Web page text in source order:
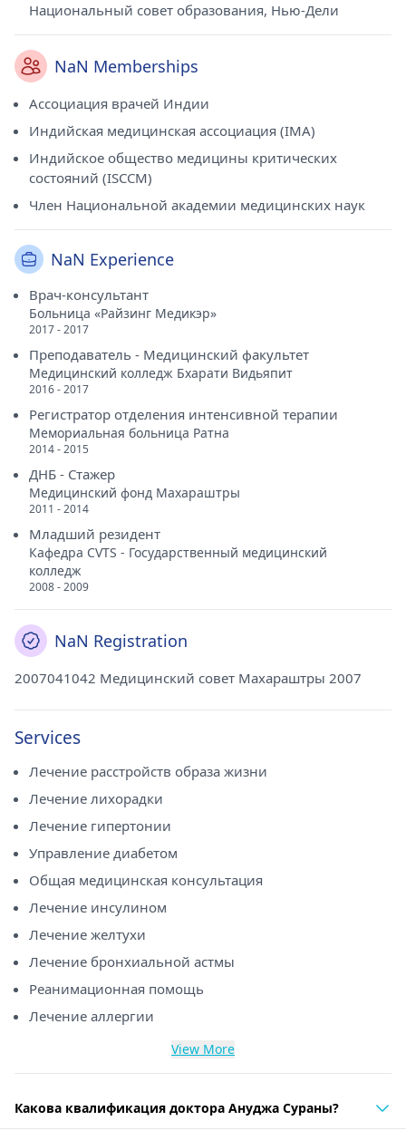
Национальный совет образования, Нью-Дели
NaN Memberships
Ассоциация врачей Индии
Индийская медицинская ассоциация (IMA)
Индийское общество медицины критических
состояний (ISCCM)
Член Национальной академии медицинских наук
NaN Experience
Врач-консультант
Больница «Райзинг Медикэр»
2017 - 2017
Преподаватель - Медицинский факультет
Медицинский колледж Бхарати Видьяпит
2016 - 2017
Регистратор отделения интенсивной терапии
Мемориальная больница Ратна
2014 - 2015
ДНБ - Стажер
Медицинский фонд Махараштры
2011 - 2014
Младший резидент
Кафедра CVTS - Государственный медицинский
колледж
2008 - 2009
NaN Registration
2007041042 Медицинский совет Махараштры 2007
Services
Лечение расстройств образа жизни
Лечение лихорадки
Лечение гипертонии
Управление диабетом
Общая медицинская консультация
Лечение инсулином
Лечение желтухи
Лечение бронхиальной астмы
Реанимационная помощь
Лечение аллергии
View More
Какова квалификация доктора Ануджа Сураны?